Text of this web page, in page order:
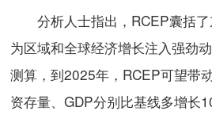
分析人士指出，RCEP囊括了
为区域和全球经济增长注入强劲
测算，到2025年，RCEP可望带
资存量、GDP分别比基线多增长